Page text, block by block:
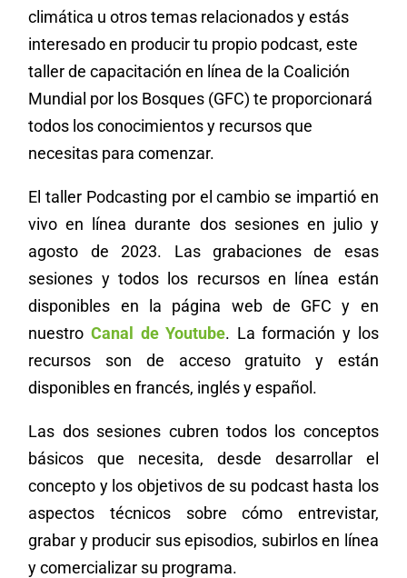
climática u otros temas relacionados y estás
interesado en producir tu propio podcast, este
taller de capacitación en línea de la Coalición
Mundial por los Bosques (GFC) te proporcionará
todos los conocimientos y recursos que
necesitas para comenzar.
El taller Podcasting por el cambio se impartió en
vivo en línea durante dos sesiones en julio y
agosto de 2023. Las grabaciones de esas
sesiones y todos los recursos en línea están
disponibles en la página web de GFC y en
nuestroCanal de Youtube. La formación y los
recursos son de acceso gratuito y están
disponibles en francés, inglés y español.
Las dos sesiones cubren todos los conceptos
básicos que necesita, desde desarrollar el
concepto y los objetivos de su podcast hasta los
aspectos técnicos sobre cómo entrevistar,
grabar y producir sus episodios, subirlos en línea
y comercializar su programa.